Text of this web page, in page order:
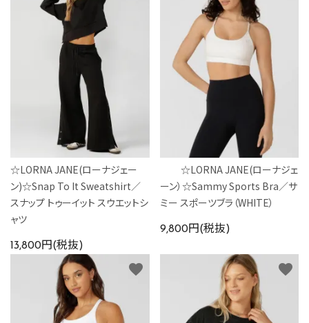
☆LORNA JANE(ローナジェー
ン)☆Snap To It Sweatshirt／
スナップ トゥーイット スウエットシ
ャツ
13,800円(税抜)
☆LORNA JANE(ローナジェ
ーン）☆Sammy Sports Bra／サ
ミー スポーツブラ（WHITE）
9,800円(税抜)
favorite favorite